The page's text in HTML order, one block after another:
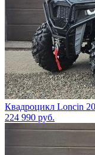
Квадроцикл Loncin
224 990 руб.